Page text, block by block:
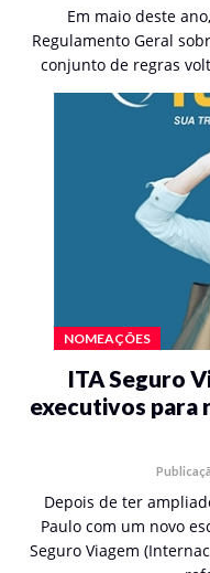
Em maio deste
Regulamento Geral
conjunto de regras
NOMEAÇÕES
ITA Seguro
executivos para
Depois de ter
Paulo com um novo
Seguro Viagem